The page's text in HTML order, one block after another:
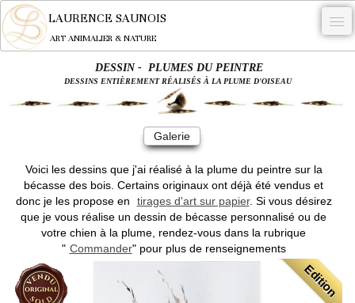
LAURENCE SAUNOIS
ART ANIMALIER & NATURE
NYMPHEUS LUMINANSIS.
BECASSE
COMMANDE
L'ARTISTE.
CONTACT
DESSIN - PLUMES DU PEINTRE
DESSINS ENTIÈREMENT RÉALISÉS À LA PLUME D'OISEAU
Galerie
Voici les dessins que j'ai réalisé à la plume du peintre sur la
bécasse des bois. Certains originaux ont déjà été vendus et
donc je les propose en
tirages d'art sur papier. Si vous désirez
que je vous réalise un dessin de bécasse personnalisé ou de
votre chien à la plume, rendez-vous dans la rubrique
" Commander" pour plus de renseignements
Edition